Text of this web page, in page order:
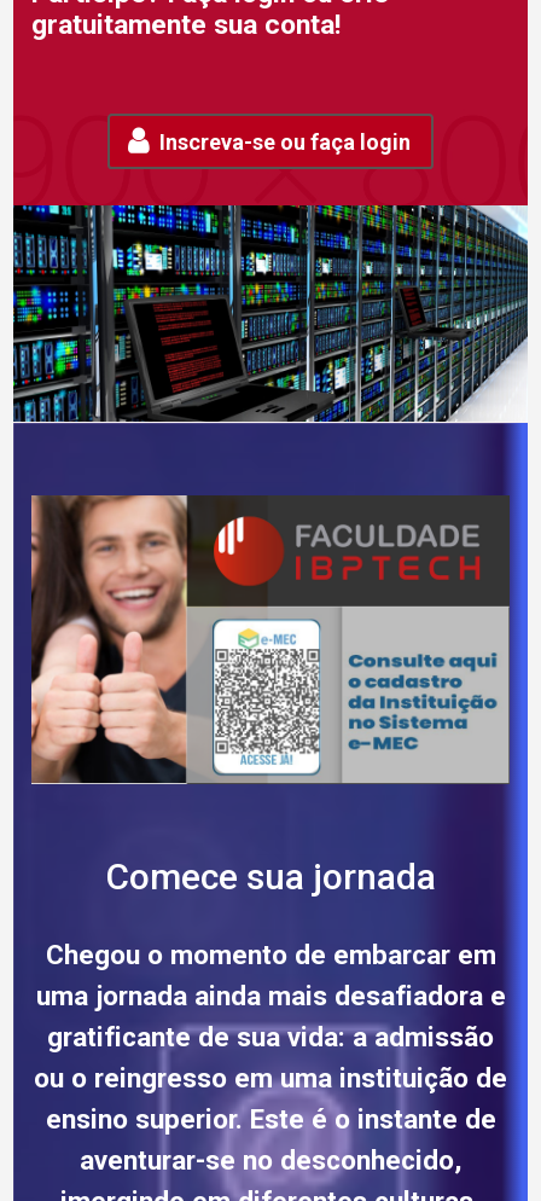
gratuitamente sua conta!
Inscreva-se ou faça login
Comece sua jornada
Chegou o momento de embarcar em
uma jornada ainda mais desafiadora e
gratificante de sua vida: a admissão
ou o reingresso em uma instituição de
ensino superior. Este é o instante de
aventurar-se no desconhecido,